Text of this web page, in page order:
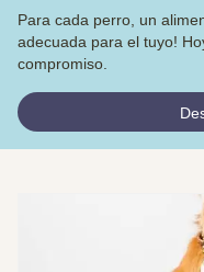
Para cada perro, un
adecuada para el tuyo!
compromiso.